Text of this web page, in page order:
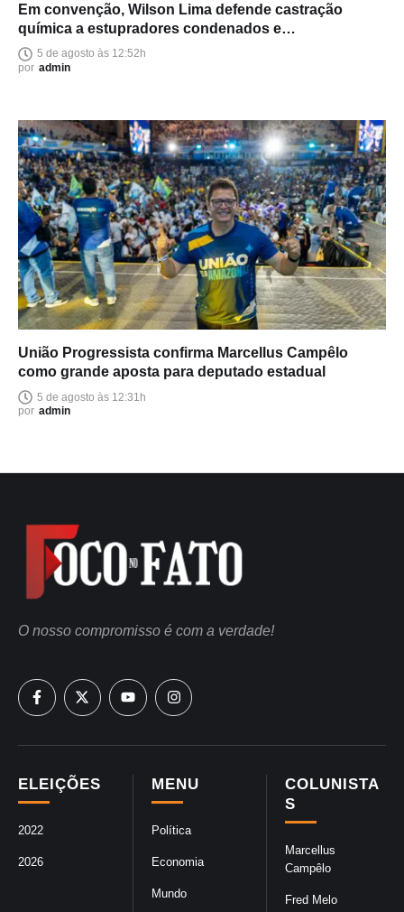
Em convenção, Wilson Lima defende castração
química a estupradores condenados e
endurecimento das leis
5 de agosto às 12:52h
por admin
União Progressista confirma Marcellus Campêlo
como grande aposta para deputado estadual
5 de agosto às 12:31h
por admin
COLUNISTA
S
Marcellus
Campêlo
Fred Melo
MENU
Política
Economia
Mundo
ELEIÇÕES
2022
2026
O nosso compromisso é com a verdade!